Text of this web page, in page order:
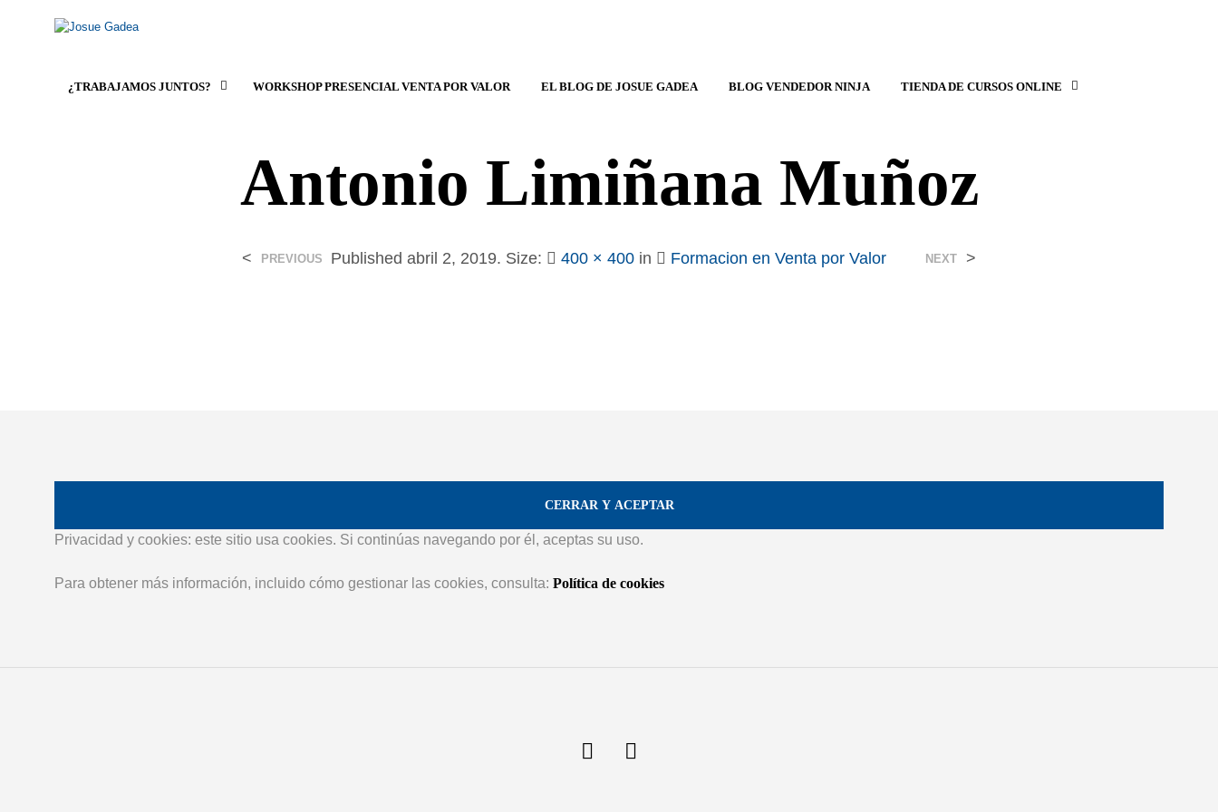
¿TRABAJAMOS JUNTOS? WORKSHOP PRESENCIAL VENTA POR VALOR EL BLOG DE JOSUE GADEA BLOG VENDEDOR NINJA TIENDA DE CURSOS ONLINE
Antonio Limiñana Muñoz
Publishedabril 2, 2019. Size: 400 × 400 in Formacion en Venta por Valor
< PREVIOUS NEXT >
Privacidad y cookies: este sitio usa cookies. Si continúas navegando por él, aceptas su uso.
Para obtener más información, incluido cómo gestionar las cookies, consulta: Política de cookies